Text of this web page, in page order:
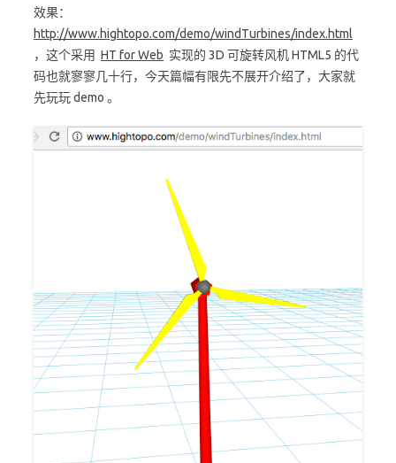
效果：
http://www.hightopo.com/demo/windTurbines/index.html
，这个采用 HT for Web 实现的 3D 可旋转风机 HTML5 的代
码也就寥寥几十行，今天篇幅有限先不展开介绍了，大家就
先玩玩 demo 。